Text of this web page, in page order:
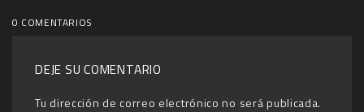
0 COMENTARIOS
DEJE SU COMENTARIO
Tu dirección de correo electrónico no será publicada.